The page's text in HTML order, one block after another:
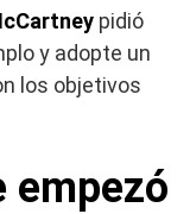
pidió
y adopte un
los objetivos
empezó